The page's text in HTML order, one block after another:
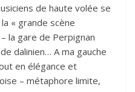
de haute volée se
« grande scène
la gare de Perpignan
dalinien… A ma gauche
en élégance et
– métaphore limite,